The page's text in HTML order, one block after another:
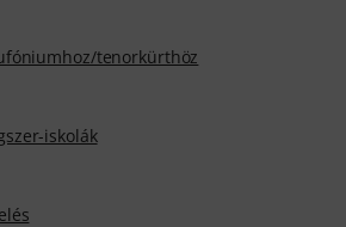
tenorkürthöz
iskolák